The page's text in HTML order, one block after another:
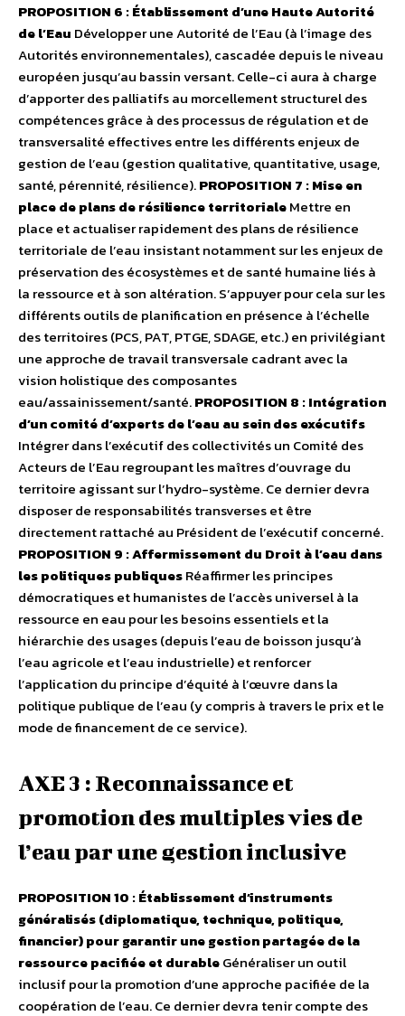
PROPOSITION 6 : Établissement d’une Haute Autorité
de l’Eau Développer une Autorité de l’Eau (à l’image des
Autorités environnementales), cascadée depuis le niveau
européen jusqu’au bassin versant. Celle-ci aura à charge
d’apporter des palliatifs au morcellement structurel des
compétences grâce à des processus de régulation et de
transversalité effectives entre les différents enjeux de
gestion de l’eau (gestion qualitative, quantitative, usage,
santé, pérennité, résilience).PROPOSITION 7 : Mise en
place de plans de résilience territorialeMettre en
place et actualiser rapidement des plans de résilience
territoriale de l’eau insistant notamment sur les enjeux de
préservation des écosystèmes et de santé humaine liés à
la ressource et à son altération. S’appuyer pour cela sur les
différents outils de planification en présence à l’échelle
des territoires (PCS, PAT, PTGE, SDAGE, etc.) en privilégiant
une approche de travail transversale cadrant avec la
vision holistique des composantes
eau/assainissement/santé.PROPOSITION 8 : Intégration
d’un comité d’experts de l’eau au sein des exécutifs
Intégrer dans l’exécutif des collectivités un Comité des
Acteurs de l’Eau regroupant les maîtres d’ouvrage du
territoire agissant sur l’hydro-système. Ce dernier devra
disposer de responsabilités transverses et être
directement rattaché au Président de l’exécutif concerné.
PROPOSITION 9 : Affermissement du Droit à l’eau dans
les politiques publiquesRéaffirmer les principes
démocratiques et humanistes de l’accès universel à la
ressource en eau pour les besoins essentiels et la
hiérarchie des usages (depuis l’eau de boisson jusqu’à
l’eau agricole et l’eau industrielle) et renforcer
l’application du principe d’équité à l’œuvre dans la
politique publique de l’eau (y compris à travers le prix et le
mode de financement de ce service).
AXE 3 : Reconnaissance et
promotion des multiples vies de
l’eau par une gestion inclusive
PROPOSITION 10 : Établissement d’instruments
généralisés (diplomatique, technique, politique,
financier) pour garantir une gestion partagée de la
ressource pacifiée et durableGénéraliser un outil
inclusif pour la promotion d’une approche pacifiée de la
coopération de l’eau. Ce dernier devra tenir compte des